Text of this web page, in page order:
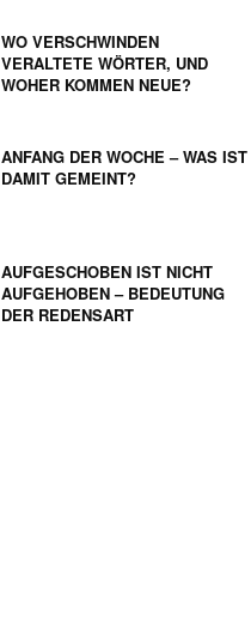
WO VERSCHWINDEN
VERALTETE WÖRTER, UND
WOHER KOMMEN NEUE?
ANFANG DER WOCHE – WAS IST
DAMIT GEMEINT?
AUFGESCHOBEN IST NICHT
AUFGEHOBEN – BEDEUTUNG
DER REDENSART